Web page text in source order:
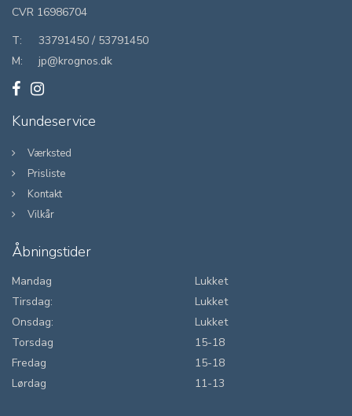
CVR 16986704
T:
33791450 / 53791450
M:
jp@krognos.dk
Kundeservice
Værksted
Prisliste
Kontakt
Vilkår
Åbningstider
Mandag
Lukket
Tirsdag:
Lukket
Onsdag:
Lukket
Torsdag
15-18
Fredag
15-18
Lørdag
11-13